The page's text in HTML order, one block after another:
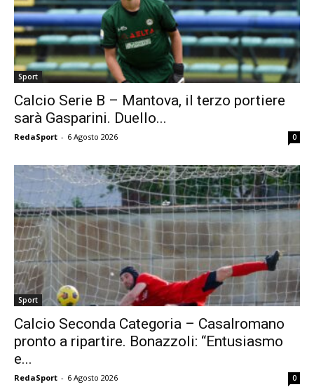
Sport
Calcio Serie B – Mantova, il terzo portiere
sarà Gasparini. Duello...
RedaSport - 6 Agosto 2026 0
Sport
Calcio Seconda Categoria – Casalromano
pronto a ripartire. Bonazzoli: “Entusiasmo
e...
RedaSport - 6 Agosto 2026 0